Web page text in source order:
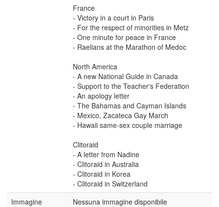
France
- Victory in a court in Paris
- For the respect of minorities in Metz
- One minute for peace in France
- Raelians at the Marathon of Medoc
North America
- A new National Guide in Canada
- Support to the Teacher's Federation
- An apology letter
- The Bahamas and Cayman Islands
- Mexico, Zacateca Gay March
- Hawaii same-sex couple marriage
Clitoraid
- A letter from Nadine
- Clitoraid in Australia
- Clitoraid in Korea
- Clitoraid in Switzerland
Immagine
Nessuna immagine disponibile